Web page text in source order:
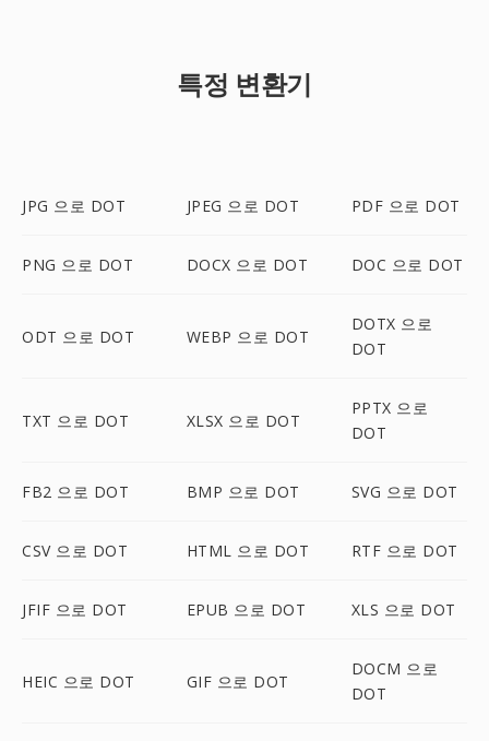
특정 변환기
JPG 으로 DOT JPEG 으로 DOT PDF 으로 DOT
PNG 으로 DOT DOCX 으로 DOT DOC 으로 DOT
ODT 으로 DOT WEBP 으로 DOT
DOTX 으로
DOT
TXT 으로 DOT XLSX 으로 DOT
PPTX 으로
DOT
FB2 으로 DOT BMP 으로 DOT SVG 으로 DOT
CSV 으로 DOT HTML 으로 DOT RTF 으로 DOT
JFIF 으로 DOT EPUB 으로 DOT XLS 으로 DOT
HEIC 으로 DOT GIF 으로 DOT
DOCM 으로
DOT